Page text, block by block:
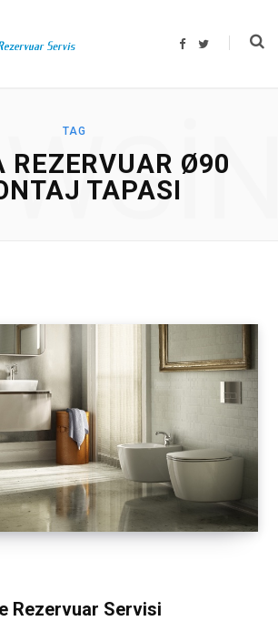
F
T
TAG
REZERVUAR Ø90
TAPASI
Rezervuar Servisi